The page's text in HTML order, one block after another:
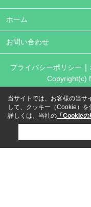
ホーム
お問い合わせ
プライバシーポリシー
Copyright(c)
当サイトでは、お客様の当サ
して、クッキー（Cookie）を
詳しくは、当社の 「Cookie